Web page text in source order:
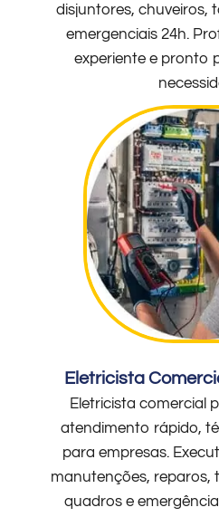
disjuntores, chuveiros,
emergenciais 24h.
experiente e pronto
Eletricista
Eletricista comercial
atendimento rápido,
para empresas.
manutenções, reparos,
quadros e